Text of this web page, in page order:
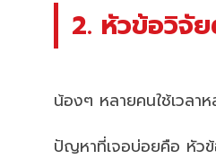
2. หัวข้อวิจั
น้องๆ หลายคนใช้เวลา
ปัญหาที่เจอบ่อยคือ หัวข้